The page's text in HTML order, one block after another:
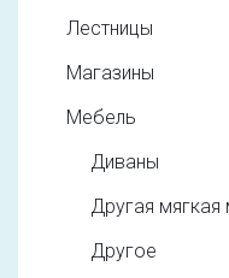
Лестницы
Магазины
Мебель
Диваны
Другая мягкая
Другое